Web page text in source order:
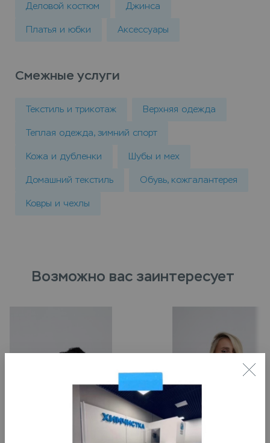
Деловой костюм Джинса
Платья и юбки Аксессуары
Смежные услуги
Текстиль и трикотаж Верхняя одежда
Теплая одежда, зимний спорт
Кожа и дубленки Шубы и мех
Домашний текстиль Обувь, кожгалантерея
Ковры и чехлы
Возможно вас заинтересует